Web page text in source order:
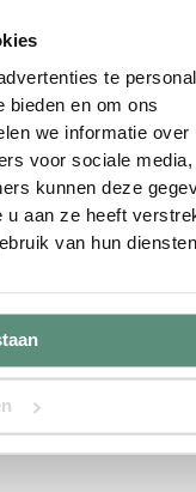
te
bieden en om ons
we informatie over
voor sociale media,
kunnen deze
u aan ze heeft
van hun
worden van onze
metons op voor